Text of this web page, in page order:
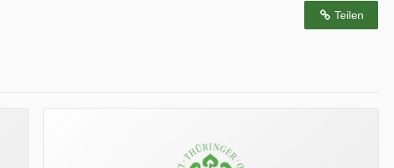
Teilen